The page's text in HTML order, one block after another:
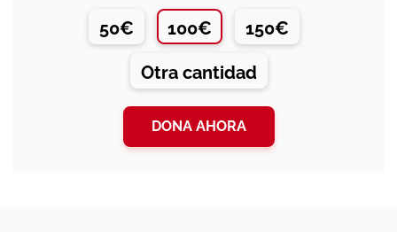
50€ 100€ 150€
Otra cantidad
DONA AHORA